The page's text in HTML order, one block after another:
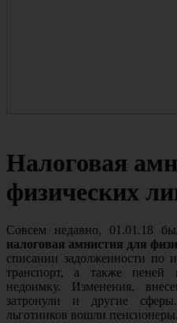
Налоговая
физических
Совсем недавно, 01.01.18
налоговая амнистия для
списании задолженности по
транспорт, а также пеней
недоимку. Изменения,
затронули и другие
льготников вошли пенсионеры.